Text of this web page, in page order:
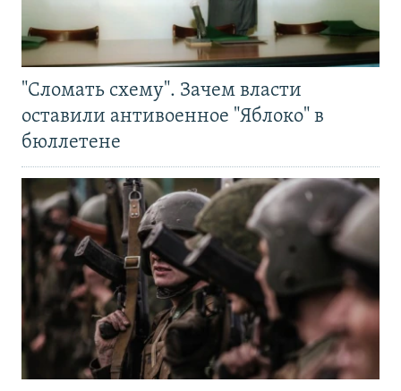
"Сломать схему". Зачем власти
оставили антивоенное "Яблоко" в
бюллетене